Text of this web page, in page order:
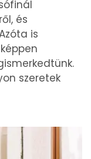
és
is
szeretek